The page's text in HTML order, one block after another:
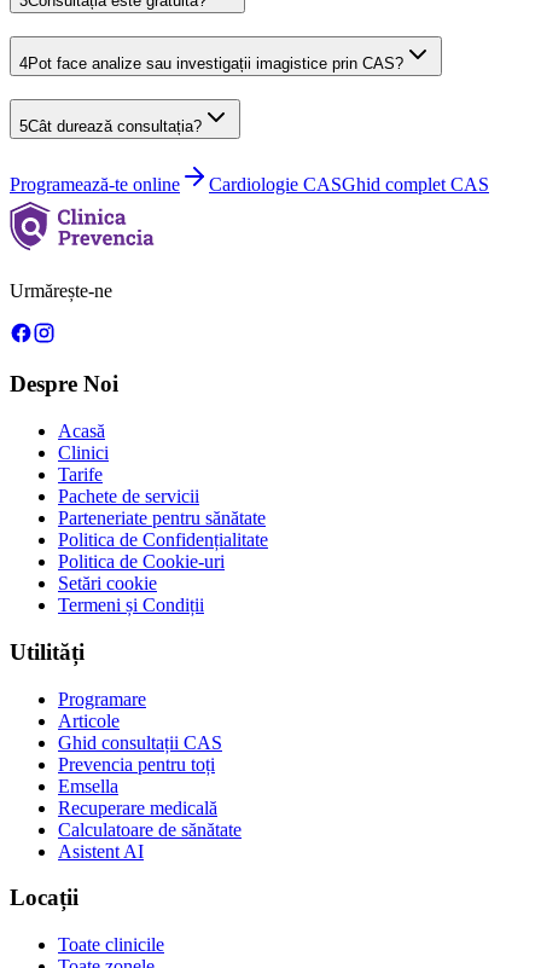
4Pot face analize sau investigații imagistice prin CAS?
5Cât durează consultația?
Programează-te online Cardiologie CASGhid complet CAS
Urmărește-ne
Despre Noi
Acasă
Clinici
Tarife
Pachete de servicii
Parteneriate pentru sănătate
Politica de Confidențialitate
Politica de Cookie-uri
Setări cookie
Termeni și Condiții
Utilități
Programare
Articole
Ghid consultații CAS
Prevencia pentru toți
Emsella
Recuperare medicală
Calculatoare de sănătate
Asistent AI
Locații
Toate clinicile